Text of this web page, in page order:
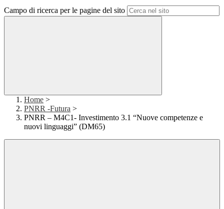
Campo di ricerca per le pagine del sito
Home >
PNRR -Futura >
PNRR – M4C1- Investimento 3.1 “Nuove competenze e
nuovi linguaggi” (DM65)